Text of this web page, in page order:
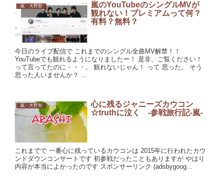
嵐・大野智
嵐のYouTubeのシングルMVが
観れない！プレミアムって何？
有料？無料？
今日のライブ配信で これまでのシングル全曲MV解禁！！
YouTubeでも観れるようになりましたー！ 是非、ご覧ください！
って言ってたのに・・・。 観れないじゃん！ って 思った。 そう
思った人いませんか？ ...
嵐・大野智
心に残るジャニーズカウコン
☆truthに泣く -参戦旅行記-嵐-
これまでで 一番心に残っているカウコンは 2015年に行われたカウ
ンドダウンコンサートです 初参戦だったこともありますが やはり
内容が本当によかったのです スポンサーリンク (adsbygoog...